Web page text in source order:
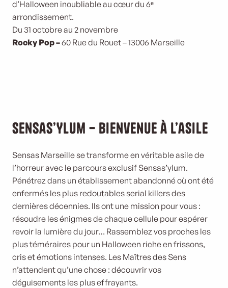
d’Halloween inoubliable au cœur du 6ᵉ
arrondissement.
Du 31 octobre au 2 novembre
Rocky Pop –60 Rue du Rouet – 13006 Marseille
Sensas’Ylum – Bienvenue à l’asile
Sensas Marseille se transforme en véritable asile de
l’horreur avec le parcours exclusif Sensas’ylum.
Pénétrez dans un établissement abandonné où ont été
enfermés les plus redoutables serial killers des
dernières décennies. Ils ont une mission pour vous :
résoudre les énigmes de chaque cellule pour espérer
revoir la lumière du jour… Rassemblez vos proches les
plus téméraires pour un Halloween riche en frissons,
cris et émotions intenses. Les Maîtres des Sens
n’attendent qu’une chose : découvrir vos
déguisements les plus effrayants.